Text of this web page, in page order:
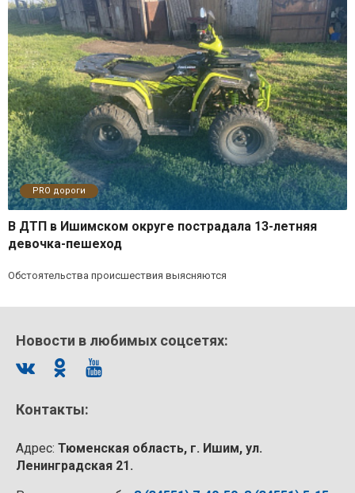
PRO дороги
В ДТП в Ишимском округе пострадала 13-летняя
девочка-пешеход
Обстоятельства происшествия выясняются
Новости в любимых соцсетях:
Контакты:
Адрес: Тюменская область, г. Ишим, ул.
Ленинградская 21.